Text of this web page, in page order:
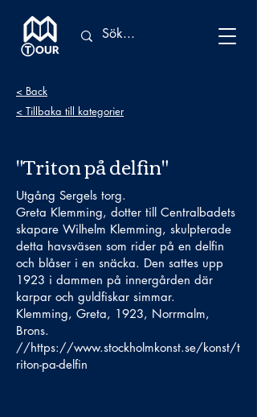
< Back
< Tillbaka till kategorier
"Triton på delfin"
Utgång Sergels torg.
Greta Klemming, dotter till Centralbadets
skapare Wilhelm Klemming, skulpterade
detta havsväsen som rider på en delfin
och blåser i en snäcka. Den sattes upp
1923 i dammen på innergården där
karpar och guldfiskar simmar.
Klemming, Greta, 1923, Norrmalm,
Brons.
//https://www.stockholmkonst.se/konst/t
riton-pa-delfin